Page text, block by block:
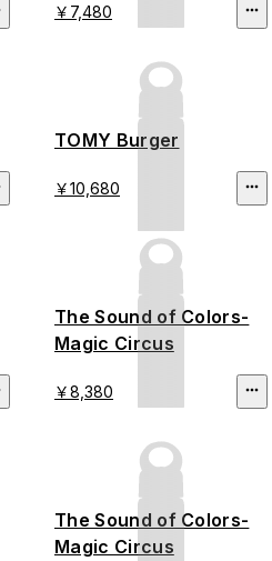
￥7,480
TOMY Burger
￥10,680
The Sound of Colors-
Magic Circus
￥8,380
The Sound of Colors-
Magic Circus